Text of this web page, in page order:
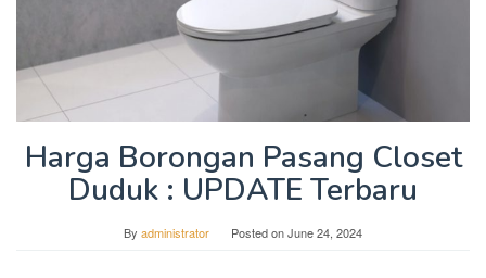
Harga Borongan Pasang Closet
Duduk : UPDATE Terbaru
By administrator Posted onJune 24, 2024